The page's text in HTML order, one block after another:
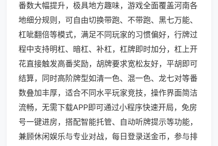
番数大幅提升，极具地方趣味，游戏全面覆盖河南各
地细分规则，可自由切换带跑、不带跑、黑七万能、
杠呲翻倍等模式，满足不同玩家的习惯偏好，行牌过
程中支持明杠、暗杠、补杠，杠牌即时加分，杠上开
花直接触发高番奖励，胡牌要求宽松友好，平胡即可
结算，同时高阶牌型如清一色、混一色、龙七对等番
数叠加丰厚，适合不同水平玩家竞技，操作界面简洁
流畅，无需下载APP即可通过小程序快速开局，免房
号一键进房，搭配智能托管、自动听牌提示等功能，
兼顾休闲娱乐与专业对战，每日登录送金币，参与排